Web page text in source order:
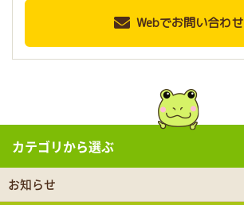
Webでお問い合わせ
カテゴリから選ぶ
お知らせ